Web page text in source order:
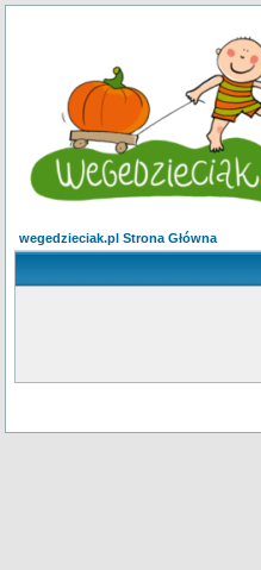
wegedzieciak.pl Strona Główna